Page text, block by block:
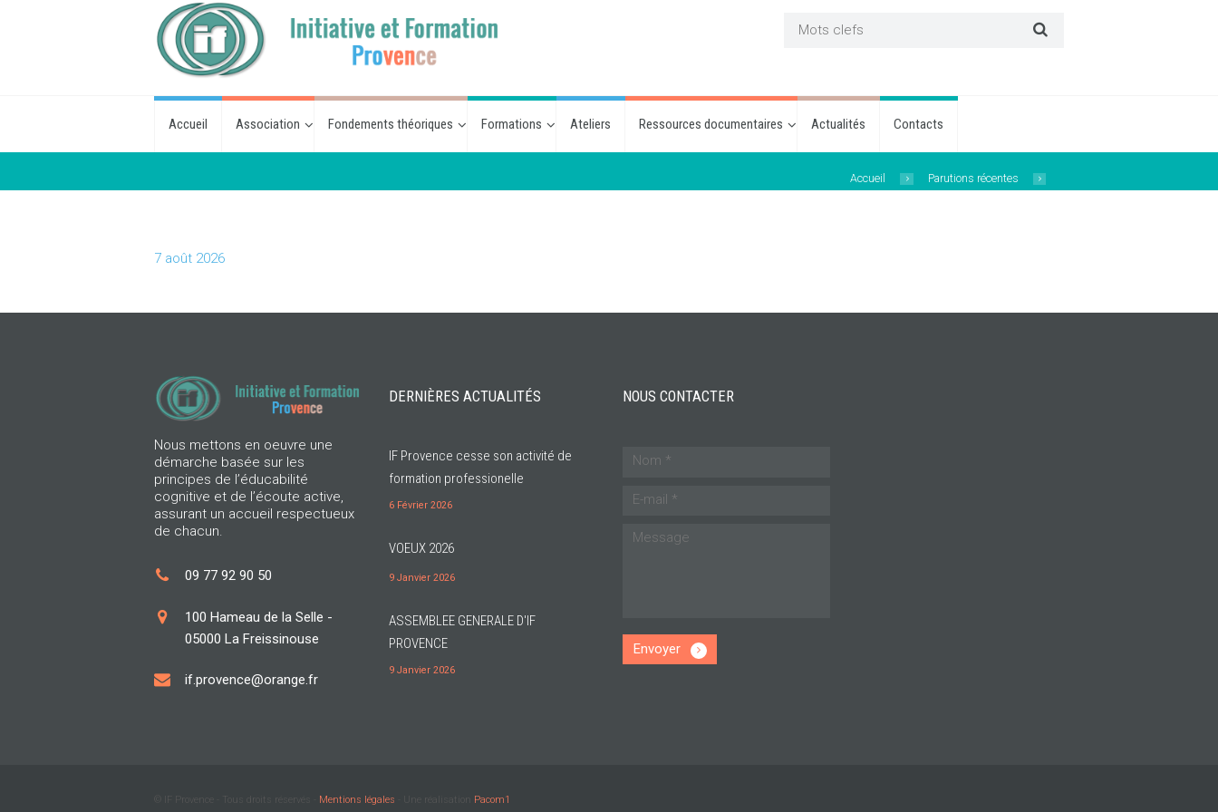
Accueil Association Fondements théoriques Formations Ateliers Ressources documentaires Actualités Contacts
Accueil Parutions récentes
7 août 2026
Nous mettons en oeuvre une
démarche basée sur les
principes de l’éducabilité
cognitive et de l’écoute active,
assurant un accueil respectueux
de chacun.
09 77 92 90 50
100 Hameau de la Selle -
05000 La Freissinouse
if.provence@orange.fr
DERNIÈRES ACTUALITÉS
IF Provence cesse son activité de
formation professionelle
6 Février 2026
VOEUX 2026
9 Janvier 2026
ASSEMBLEE GENERALE D'IF
PROVENCE
9 Janvier 2026
NOUS CONTACTER
Envoyer
© IF Provence - Tous droits réservés - Mentions légales - Une réalisation Pacom1